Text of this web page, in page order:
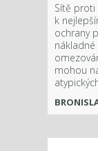
Sítě
k
ochrany
mohou